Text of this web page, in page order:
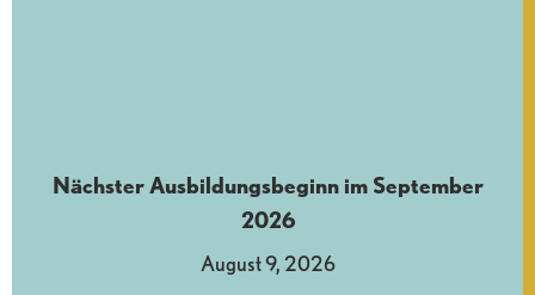
Nächster Ausbildungsbeginn im September
2026
August 9, 2026